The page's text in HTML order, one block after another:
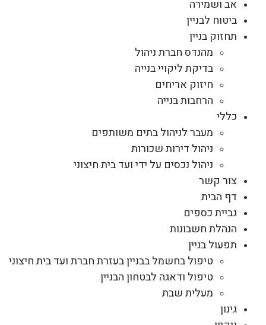
אב ושמירה
ביטוח לבניין
תחזוק בניין
מהנדס חברת ניהול
בדיקת ליקויי בנייה
חיזוק אריחים
הרחבות בנייה
כללי
מעבר לניהול בתים משותפים
ניהול דירות שכורות
ניהול נכסים על ידי ועד בית חיצוני
צור קשר
דף הבית
גביית כספים
הנהלת חשבונות
תפעול בניין
טיפול בחשמל בבניין בעזרת חברת ועד בית חיצוני
טיפול ודאגה לבטחון הבניין
מעלית שבת
גינון